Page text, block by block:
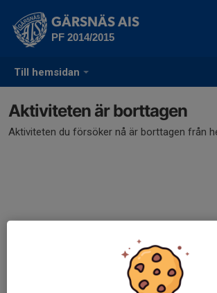
Till hemsidan
GÄRSNÄS AIS
PF 2014/2015
Aktiviteten är borttagen
Aktiviteten du försöker nå är borttagen från